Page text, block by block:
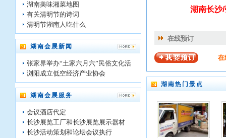
湖南美味湘菜地图
有关清明节的诗词
清明节湖南人吃什么
湖南会展新闻
张家界举办“土家六月六”民俗文化活
浏阳成立低空经济产业协会
湖南会展服务
会议酒店代定
长沙展览工厂和长沙展览展示器材
长沙活动策划和论坛会议执行
湖南长沙
在线预订
在
湖南热门景点